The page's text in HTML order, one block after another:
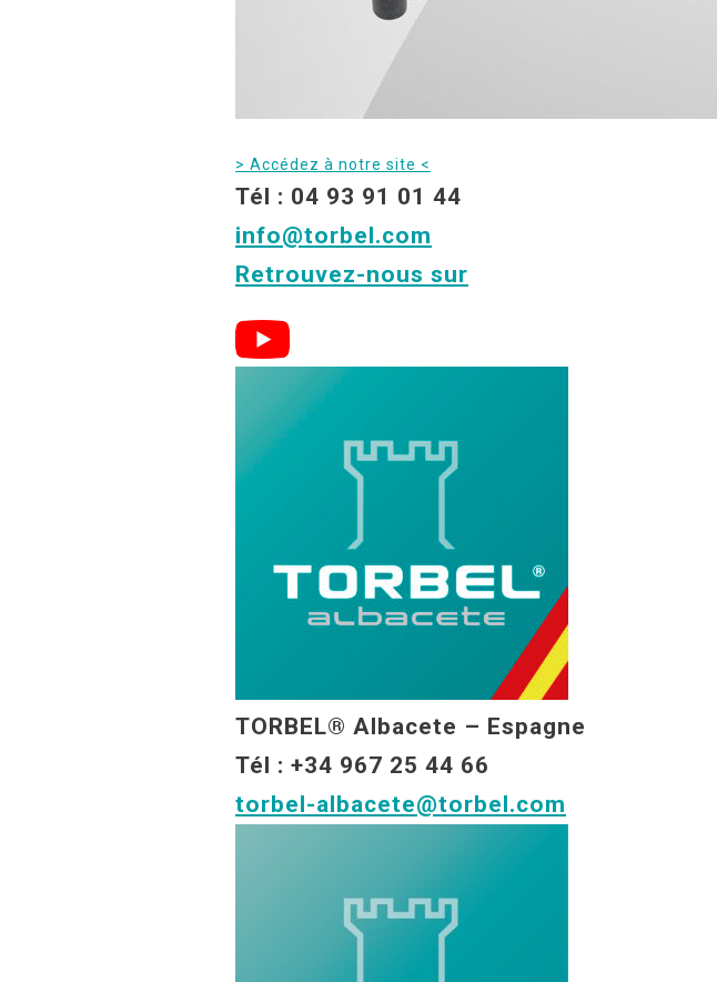
> Accédez à notre site <
Tél : 04 93 91 01 44
info@torbel.com
Retrouvez-nous sur
TORBEL® Albacete – Espagne
Tél : +34 967 25 44 66
torbel-albacete@torbel.com